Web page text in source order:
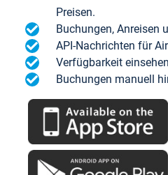
Preisen.
Buchungen, Anreisen
API-Nachrichten für
Verfügbarkeit einsehen
Buchungen manuell